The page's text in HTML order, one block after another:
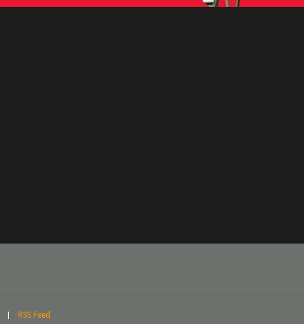
| RSS Feed